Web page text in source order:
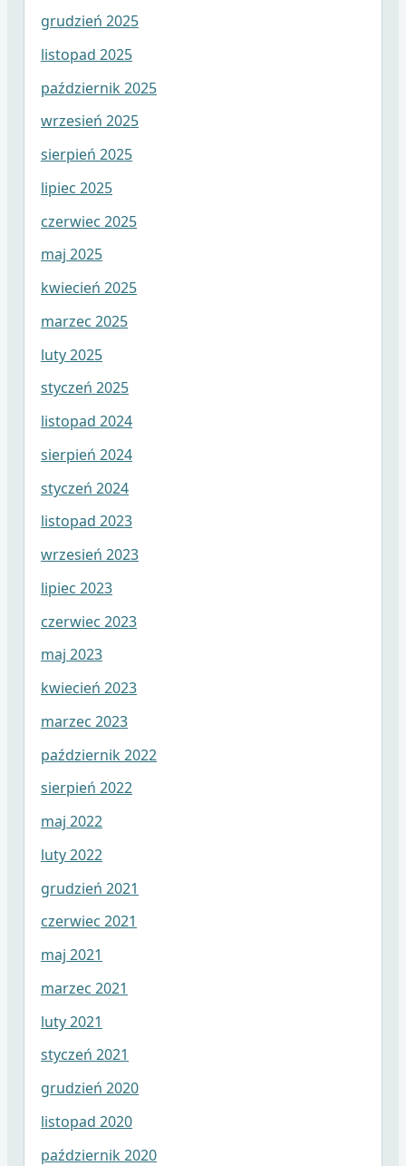
grudzień 2025
listopad 2025
październik 2025
wrzesień 2025
sierpień 2025
lipiec 2025
czerwiec 2025
maj 2025
kwiecień 2025
marzec 2025
luty 2025
styczeń 2025
listopad 2024
sierpień 2024
styczeń 2024
listopad 2023
wrzesień 2023
lipiec 2023
czerwiec 2023
maj 2023
kwiecień 2023
marzec 2023
październik 2022
sierpień 2022
maj 2022
luty 2022
grudzień 2021
czerwiec 2021
maj 2021
marzec 2021
luty 2021
styczeń 2021
grudzień 2020
listopad 2020
październik 2020